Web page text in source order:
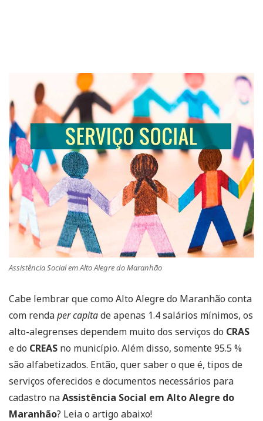
Assistência Social em Alto Alegre do Maranhão
Cabe lembrar que como Alto Alegre do Maranhão conta
com rendaper capitade apenas 1.4 salários mínimos, os
alto-alegrenses dependem muito dos serviços do CRAS
e do CREAS no município. Além disso, somente 95.5 %
são alfabetizados. Então, quer saber o que é, tipos de
serviços oferecidos e documentos necessários para
cadastro naAssistência Social em Alto Alegre do
Maranhão? Leia o artigo abaixo!